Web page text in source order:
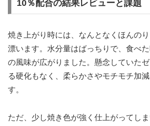
10％配合の結果レビューと課題
焼き上がり時には、なんとなくほんの
漂います。水分量はばっちりで、食べ
の風味が広がりました。懸念していた
る硬化もなく、柔らかさやモチモチ加
す。
ただ、少し焼き色が強く仕上がってし